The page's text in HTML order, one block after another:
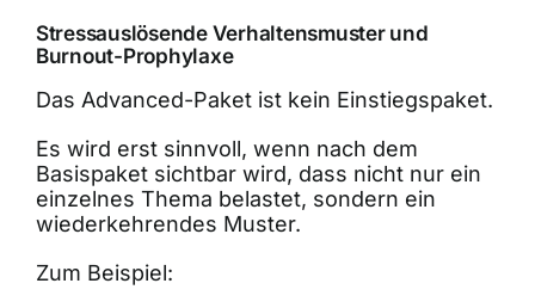
Stressauslösende Verhaltensmuster und
Burnout-Prophylaxe
Das Advanced-Paket ist kein Einstiegspaket.
Es wird erst sinnvoll, wenn nach dem
Basispaket sichtbar wird, dass nicht nur ein
einzelnes Thema belastet, sondern ein
wiederkehrendes Muster.
Zum Beispiel: